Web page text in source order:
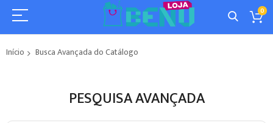
0
Início Busca Avançada do Catálogo
PESQUISA AVANÇADA